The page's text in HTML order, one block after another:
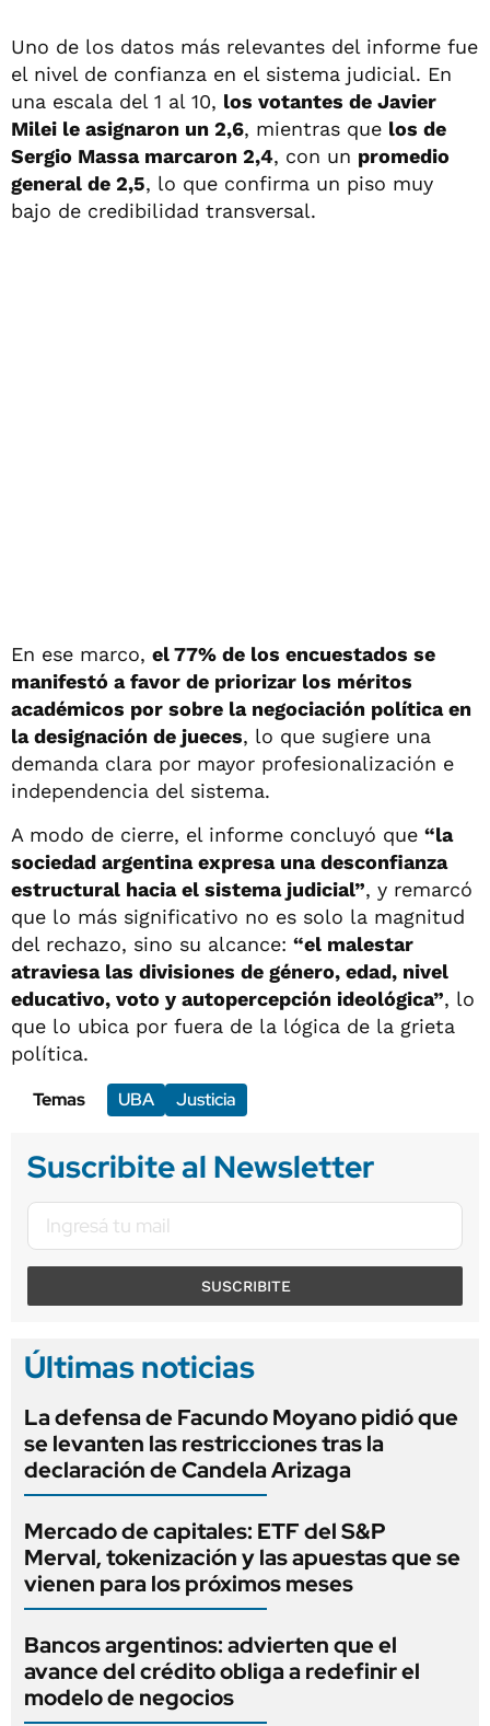
Uno de los datos más relevantes del informe fue
el nivel de confianza en el sistema judicial. En
una escala del 1 al 10, los votantes de Javier
Milei le asignaron un 2,6, mientras que los de
Sergio Massa marcaron 2,4, con un promedio
general de 2,5, lo que confirma un piso muy
bajo de credibilidad transversal.
En ese marco, el 77% de los encuestados se
manifestó a favor de priorizar los méritos
académicos por sobre la negociación política en
la designación de jueces, lo que sugiere una
demanda clara por mayor profesionalización e
independencia del sistema.
A modo de cierre, el informe concluyó que “la
sociedad argentina expresa una desconfianza
estructural hacia el sistema judicial”, y remarcó
que lo más significativo no es solo la magnitud
del rechazo, sino su alcance: “el malestar
atraviesa las divisiones de género, edad, nivel
educativo, voto y autopercepción ideológica”, lo
que lo ubica por fuera de la lógica de la grieta
política.
Temas
UBA Justicia
Suscribite al Newsletter
SUSCRIBITE
Últimas noticias
La defensa de Facundo Moyano pidió que
se levanten las restricciones tras la
declaración de Candela Arizaga
Mercado de capitales: ETF del S&P
Merval, tokenización y las apuestas que se
vienen para los próximos meses
Bancos argentinos: advierten que el
avance del crédito obliga a redefinir el
modelo de negocios